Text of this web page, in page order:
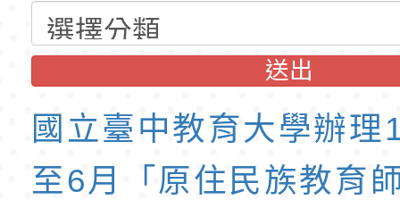
育專業人員資格者報
理人員」甄選
梯特教代課教師甄選
公告(尚有缺額)
錄取公告-桃園市桃
民小學115學年度「
班教師助理員」甄選
東門國小115學年度
梯特教代理教師甄選
公告(尚有缺額)
送出
國立臺中教育大學辦
至6月「原住民族教育